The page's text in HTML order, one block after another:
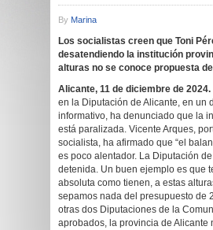
By Marina
Los socialistas creen que Toni
desatendiendo la institución
alturas no se conoce propuesta
Alicante, 11 de diciembre de 2024.
en la Diputación de Alicante, en un
informativo, ha denunciado que la
está paralizada. Vicente Arques,
socialista, ha afirmado que “el
es poco alentador. La Diputación
detenida. Un buen ejemplo es que
absoluta como tienen, a estas
sepamos nada del presupuesto de
otras dos Diputaciones de la
aprobados, la provincia de Alicante